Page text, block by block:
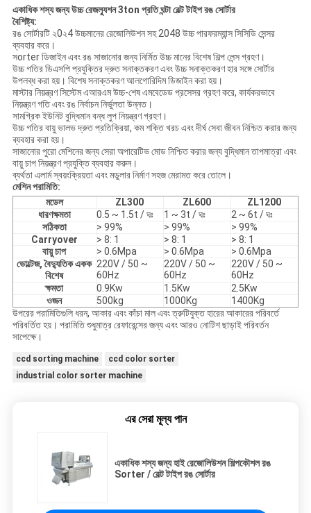
একাধিক শস্য জন্য উচ্চ রেজল্যুশন 3ton প্রতি ঘন্টা বেল্ট টাইপ রঙ সোর্টার
বৈশিষ্ট্য:
রঙ সোর্টারটি ২0২4 উচ্চমানের রেজোলিউশন সহ 2048 উচ্চ পারফরম্যান্স সিসিডি সেন্সর
ব্যবহার করে।
সorter ডিজাইন এবং রঙ সাজানোর জন্য নির্মিত উচ্চ মানের বিশেষ শিল্প লেন্স গ্রহণ।
উচ্চ গতির ডিএসপি প্রযুক্তির দ্রুত সনাক্তকরণ এবং উচ্চ সনাক্তকরণ হার সঙ্গে সোর্টার
উপলব্ধ করা হয়। বিশেষ সনাক্তকরণ আলগোরিদিম ডিজাইন করা হয়।
মাস্টার নিয়ন্ত্রণ সিস্টেম এআরএম উচ্চ-শেষ এমবেডেড প্রসেসর গ্রহণ করে, কার্যকরভাবে
নিয়ন্ত্রণ গতি এবং রঙ নির্বাচন নির্ভুলতা উন্নত।
সামগ্রিক ইউনিট বুদ্ধিমান বন্ধ লুপ নিয়ন্ত্রণ গ্রহণ।
উচ্চ গতির বায়ু ভালভ দ্রুত প্রতিক্রিয়া, কম শক্তি খরচ এবং দীর্ঘ সেবা জীবন নিশ্চিত করার জন্য
ব্যবহার করা হয়।
সাজানোর পুরো মেশিনের জন্য সেরা অপারেটিভ মোড নিশ্চিত করার জন্য বুদ্ধিমান তাপমাত্রা এবং
বায়ু চাপ নিয়ন্ত্রণ প্রযুক্তি ব্যবহার করুন।
ব্যর্থতা এলার্ম স্বয়ংক্রিয়তা এবং মডুলার নির্মাণ সহজ মেরামত করে তোলে।
মেশিন পরামিতি:
মডেল
ZL300 ZL600
ZL1200
ধারণক্ষমতা
0.5 ~ 1.5t / ঘঃ 1 ~ 3t / ঘঃ
2 ~ 6t / ঘঃ
সঠিকতা
> 99% > 99%
> 99%
Carryover
> 8: 1 > 8: 1
> 8: 1
বায়ু চাপ
> 0.6Mpa > 0.6Mpa
> 0.6Mpa
ভোল্টেজ, বৈদ্যুতিক একক
বিশেষ
220V / 50 ~
60Hz
220V / 50 ~
60Hz
220V / 50 ~
60Hz
ক্ষমতা
0.9Kw 1.5Kw
2.5Kw
ওজন
500kg 1000Kg
1400Kg
উপরের পরামিতিগুলি ধরন, আকার এবং কাঁচা মাল এবং ত্রুটিযুক্ত হারের আকারের পরিবর্তে
পরিবর্তিত হয়। পরামিতি শুধুমাত্র রেফারেন্সের জন্য এবং আরও নোটিশ ছাড়াই পরিবর্তন
সাপেক্ষে।
ccd sorting machine
ccd color sorter
industrial color sorter machine
এর সেরা মূল্য পান
একাধিক শস্য জন্য হাই রেজোলিউশন শিল্পকৌশল রঙ
Sorter / বেল্ট টাইপ রঙ সোর্টার